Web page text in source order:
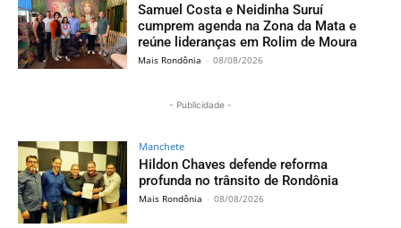
Samuel Costa e Neidinha Suruí
cumprem agenda na Zona da Mata e
reúne lideranças em Rolim de Moura
Mais Rondônia - 08/08/2026
- Publicidade -
Manchete
Hildon Chaves defende reforma
profunda no trânsito de Rondônia
Mais Rondônia - 08/08/2026